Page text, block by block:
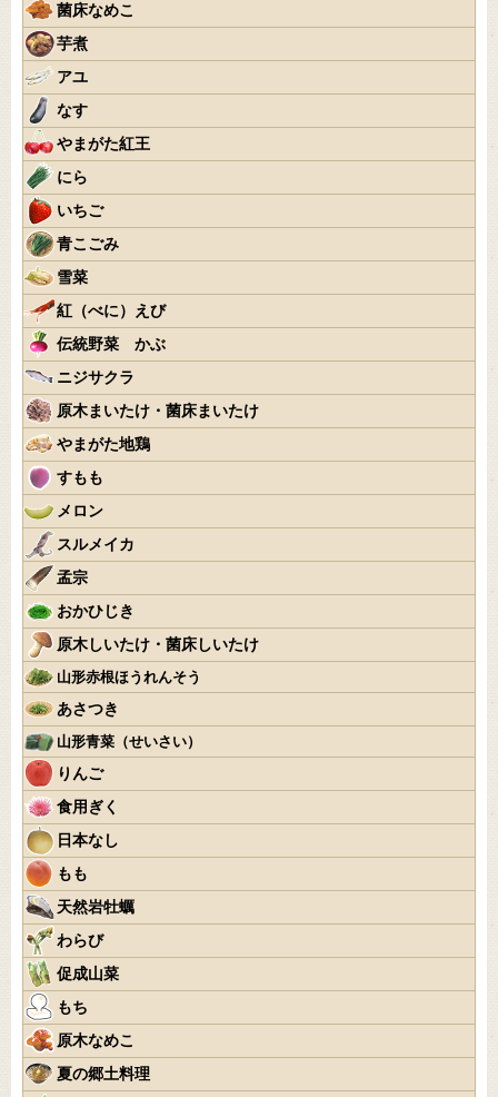
菌床なめこ
芋煮
アユ
なす
やまがた紅王
にら
いちご
青こごみ
雪菜
紅（べに）えび
伝統野菜 かぶ
ニジサクラ
原木まいたけ・菌床まいたけ
やまがた地鶏
すもも
メロン
スルメイカ
孟宗
おかひじき
原木しいたけ・菌床しいたけ
山形赤根ほうれんそう
あさつき
山形青菜（せいさい）
りんご
食用ぎく
日本なし
もも
天然岩牡蠣
わらび
促成山菜
もち
原木なめこ
夏の郷土料理